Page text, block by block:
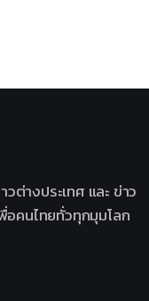
ต่างประเทศ และ ข่าว
อคนไทยทั่วทุกมุมโลก